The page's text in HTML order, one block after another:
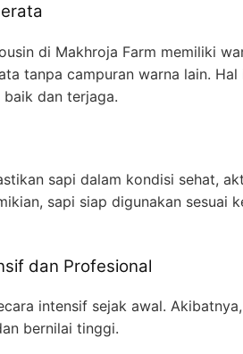
di Makhroja Farm memiliki
tanpa campuran warna lain. Hal
dan terjaga.
sapi dalam kondisi sehat,
sapi siap digunakan sesuai
dan Profesional
intensif sejak awal.
bernilai tinggi.